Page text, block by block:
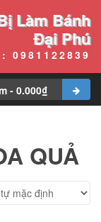
Làm Bánh
Đại Phú
0981122839
- 0.000₫
QUẢ